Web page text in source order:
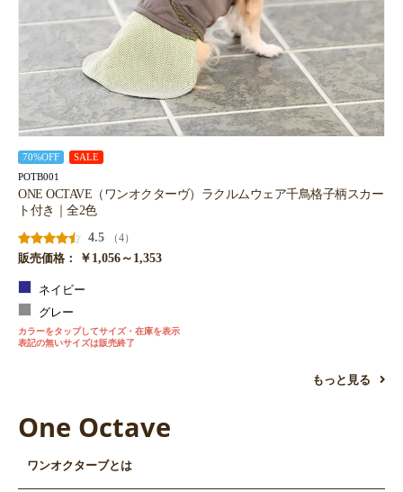
70%OFF SALE
POTB001
ONE OCTAVE（ワンオクターヴ）ラクルムウェア千鳥格子柄スカー
ト付き｜全2色
4.5
（4）
販売価格：
￥1,056～1,353
ネイビー
グレー
カラーをタップしてサイズ・在庫を表示
表記の無いサイズは販売終了
もっと見る
One Octave
ワンオクターブとは